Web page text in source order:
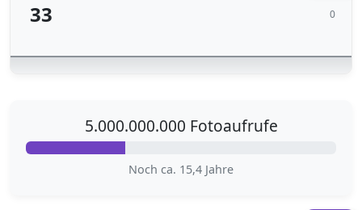
33 0
5.000.000.000 Fotoaufrufe
Noch ca. 15,4 Jahre